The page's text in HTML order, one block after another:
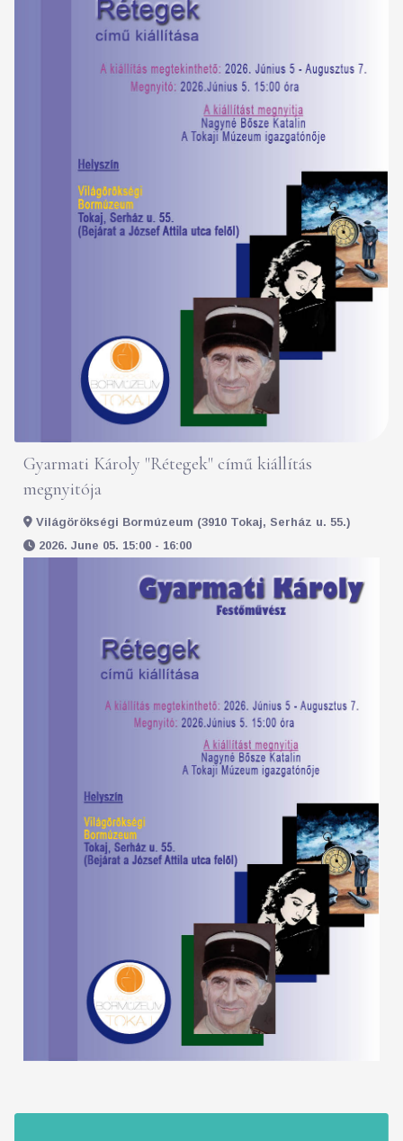
Gyarmati Károly "Rétegek" című kiállítás
megnyitója
Világörökségi Bormúzeum (3910 Tokaj, Serház u. 55.)
2026. June 05. 15:00 - 16:00